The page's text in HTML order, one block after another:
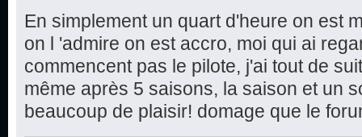
En simplement un quart d'heure on est
on l 'admire on est accro, moi qui ai
commencent pas le pilote, j'ai tout de
même après 5 saisons, la saison et un
beaucoup de plaisir! domage que le